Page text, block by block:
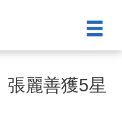
麗善獲5星